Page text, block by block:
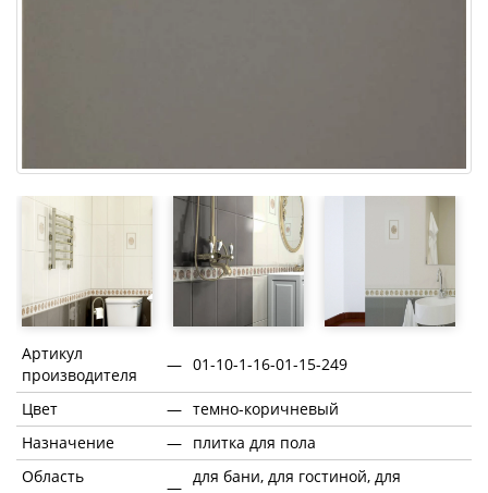
Артикул
производителя
— 01-10-1-16-01-15-249
Цвет — темно-коричневый
Назначение
— плитка для пола
Область
—
для бани, для гостиной, для